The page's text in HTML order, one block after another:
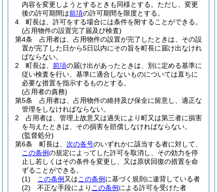
内容を変更しようとするときも同様とする。 ただし、変更
後の許可期間は前項の許可期間を限度とする。
4
町長は、許可をする場合には条件を附することができる。
(占用物件の設置完了届及び検査)
第4条
占用者は、占用物件の設置が完了したときは、その設
置が完了した日から5日以内にその旨を町長に届け出なけれ
ばならない。
2
町長は、 前項の届け出があったときは、別に定める基準に
従い検査を行い、基準に適合しないものについては直ちに
必要な措置を指示するものとする。
(占用者の責務)
第5条
占用者は、占用物件の維持及び保全に留意し、適正な
管理をしなければならない。
2
占用者は、管理上故意又は過失により町又は第三者に損害
を与えたときは、その損害を賠償しなければならない。
(監督処分)
第6条
町長は、 次の各号のいずれかに該当する者に対して、
この条例の規定によってした許可を取消し、その効力を停
止し若しくはその条件を変更し、又は原状回復の措置を命
ずることができる。
(1)
この条例 又はこの条例 に基づく規則に違背している者
(2)
不正な手段により この条例 による許可を受けた者